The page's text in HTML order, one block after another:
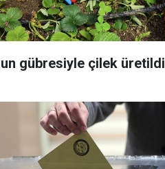
gübresiyle çilek üretildi